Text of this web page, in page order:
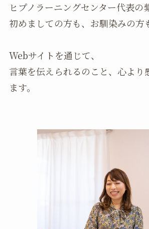
ヒプノラーニングセンター代表の
初めましての方も、お馴染みの方
Webサイトを通じて、
言葉を伝えられるのこと、心より
ます。